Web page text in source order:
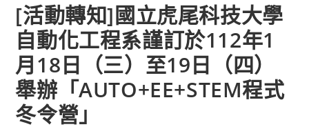
[活動轉知]國立虎尾科技大學
自動化工程系謹訂於112年1
月18日（三）至19日（四）
舉辦「AUTO+EE+STEM程式
冬令營」